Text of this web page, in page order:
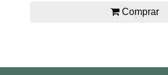
Comprar